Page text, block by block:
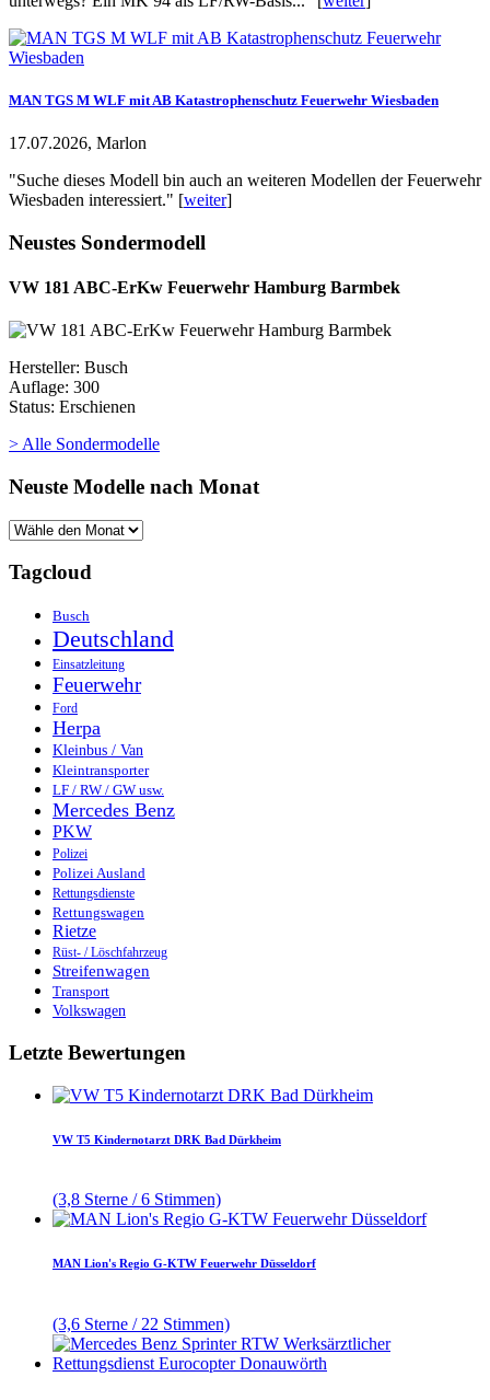
MAN TGS M WLF mit AB Katastrophenschutz Feuerwehr Wiesbaden
17.07.2026, Marlon
"Suche dieses Modell bin auch an weiteren Modellen der Feuerwehr
Wiesbaden interessiert." [weiter]
Neustes Sondermodell
VW 181 ABC-ErKw Feuerwehr Hamburg Barmbek
Hersteller: Busch
Auflage: 300
Status: Erschienen
> Alle Sondermodelle
Neuste Modelle nach Monat
Tagcloud
Busch
Deutschland
Einsatzleitung
Feuerwehr
Ford
Herpa
Kleinbus / Van
Kleintransporter
LF / RW / GW usw.
Mercedes Benz
PKW
Polizei
Polizei Ausland
Rettungsdienste
Rettungswagen
Rietze
Rüst- / Löschfahrzeug
Streifenwagen
Transport
Volkswagen
Letzte Bewertungen
VW T5 Kindernotarzt DRK Bad Dürkheim
(3,8 Sterne / 6 Stimmen)
MAN Lion's Regio G-KTW Feuerwehr Düsseldorf
(3,6 Sterne / 22 Stimmen)